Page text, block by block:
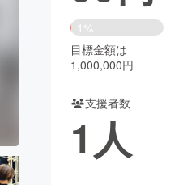
CAMPFIRE Creation
コミュニティ
1%
目標金額は
1,000,000円
支援者数
1人